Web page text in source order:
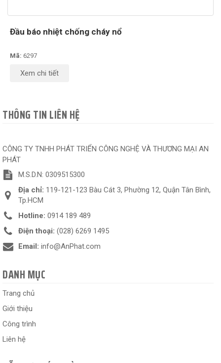
Đầu báo nhiệt chống cháy nổ
Mã: 6297
Xem chi tiết
THÔNG TIN LIÊN HỆ
CÔNG TY TNHH PHÁT TRIỂN CÔNG NGHỆ VÀ THƯƠNG MẠI AN
PHÁT
M.S.D.N: 0309515300
Địa chỉ: 119-121-123 Bàu Cát 3, Phường 12, Quận Tân Bình,
Tp.HCM
Hotline: 0914 189 489
Điện thoại: (028) 6269 1495
Email: info@AnPhat.com
DANH MỤC
Trang chủ
Giới thiệu
Công trình
Liên hệ